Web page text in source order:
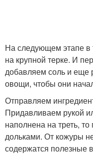
На следующем этапе в
на крупной терке. И
добавляем соль и еще
овощи, чтобы они
Отправляем
Придавливаем рукой
наполнена на треть,
дольками. От кожуры
содержатся полезные